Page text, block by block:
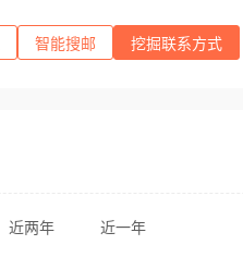
智能搜邮 挖掘联系方式
近两年 近一年